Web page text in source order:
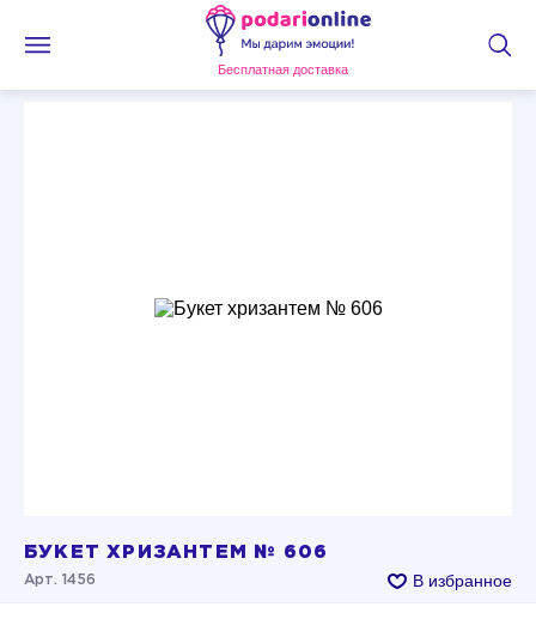
Бесплатная доставка
БУКЕТ ХРИЗАНТЕМ № 606
Арт. 1456 В избранное